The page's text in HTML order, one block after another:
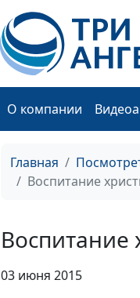
О компании
Главная
Воспитание
Воспитание
03 июня 2015